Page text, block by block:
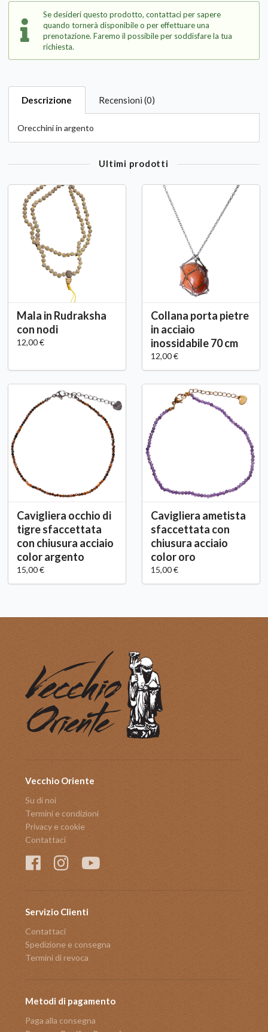
Se desideri questo prodotto, contattaci per sapere
quando tornerà disponibile o per effettuare una
prenotazione. Faremo il possibile per soddisfare la tua
richiesta.
Descrizione Recensioni (0)
Orecchini in argento
Ultimi prodotti
Mala in Rudraksha
con nodi
12,00 €
Collana porta pietre
in acciaio
inossidabile 70 cm
12,00 €
Cavigliera occhio di
tigre sfaccettata
con chiusura acciaio
color argento
15,00 €
Cavigliera ametista
sfaccettata con
chiusura acciaio
color oro
15,00 €
Vecchio Oriente
Su di noi
Termini e condizioni
Privacy e cookie
Contattaci
Servizio Clienti
Contattaci
Spedizione e consegna
Termini di revoca
Metodi di pagamento
Paga alla consegna